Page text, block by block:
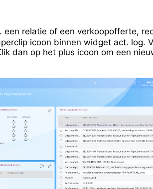
een relatie of een verkoopofferte,
icoon binnen widget act. log.
dan op het plus icoon om een